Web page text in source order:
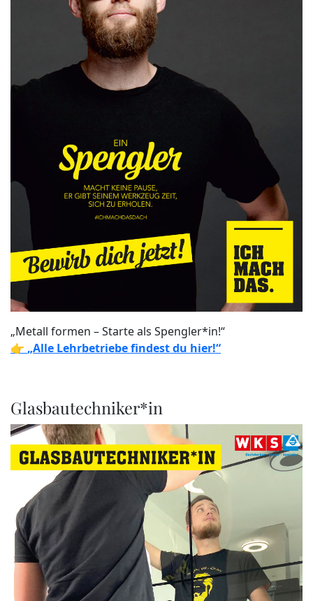
„Metall formen – Starte als Spengler*in!“
👉 „Alle Lehrbetriebe findest du hier!“
Glasbautechniker*in